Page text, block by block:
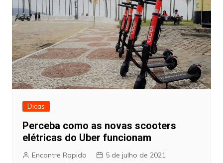
Dicas
Perceba como as novas scooters
elétricas do Uber funcionam
Encontre Rapido 5 de julho de 2021